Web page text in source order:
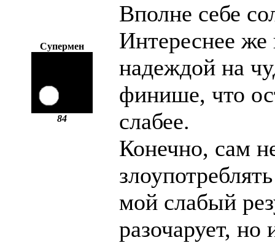
Супермен
84
Вполне себе
Интереснее же
надеждой на
финише, что
слабее.
Конечно, сам
мой слабый
разочарует, но